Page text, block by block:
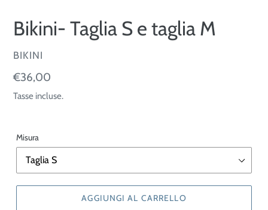
Bikini- Taglia S e taglia M
VENDITORE
BIKINI
Prezzo
di
€36,00
Tasse incluse.
Misura
AGGIUNGI AL CARRELLO